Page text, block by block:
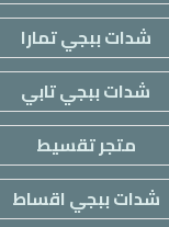
شدات ببجي تمارا
شدات ببجي تابي
متجر تقسيط
شدات ببجي اقساط